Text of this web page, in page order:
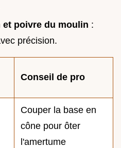
et poivre du moulin :
précision.
Conseil de pro
Couper la base en
cône pour ôter
l'amertume